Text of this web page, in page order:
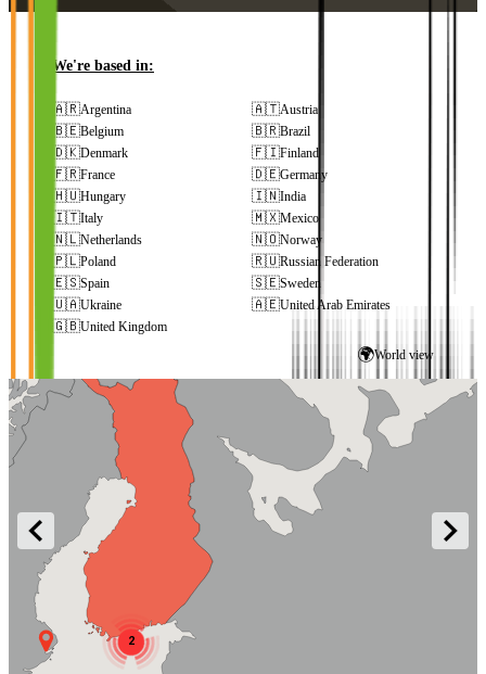
We're based in:
🇦🇷Argentina 🇦🇹Austria
🇧🇪Belgium 🇧🇷Brazil
🇩🇰Denmark 🇫🇮Finland
🇫🇷France 🇩🇪Germany
🇭🇺Hungary 🇮🇳India
🇮🇹Italy 🇲🇽Mexico
🇳🇱Netherlands 🇳🇴Norway
🇵🇱Poland 🇷🇺Russian Federation
🇪🇸Spain 🇸🇪Sweden
🇺🇦Ukraine 🇦🇪United Arab Emirates
🇬🇧United Kingdom
🌍World view
2